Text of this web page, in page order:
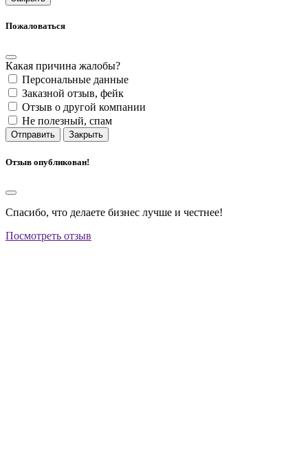
Пожаловаться
Какая причина жалобы?
Персональные данные
Заказной отзыв, фейк
Отзыв о другой компании
Не полезный, спам
Отправить Закрыть
Отзыв опубликован!
Спасибо, что делаете бизнес лучше и честнее!
Посмотреть отзыв